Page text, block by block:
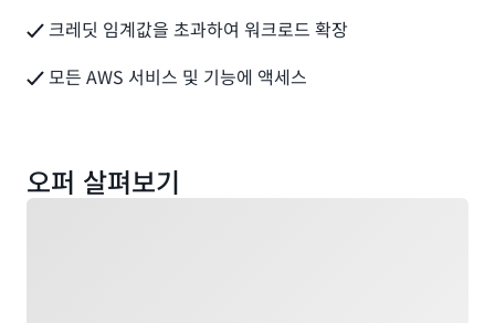
크레딧 임계값을 초과하여 워크로드 확장
모든 AWS 서비스 및 기능에 액세스
오퍼 살펴보기